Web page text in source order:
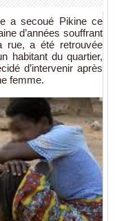
a secoué Pikine ce
d’années souffrant
rue, a été retrouvée
habitant du quartier,
d’intervenir après
femme.